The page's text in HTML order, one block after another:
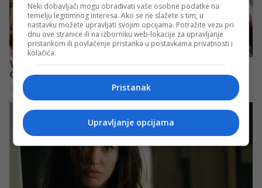
Neki dobavljači mogu obrađivati vaše osobne podatke na
temelju legitimnog interesa. Ako se ne slažete s tim, u
nastavku možete upravljati svojim opcijama. Potražite vezu pri
dnu ove stranice ili na izborniku web-lokacije za upravljanje
pristankom ili povlačenje pristanka u postavkama privatnosti i
kolačića.
Pristanak
Upravljanje opcijama